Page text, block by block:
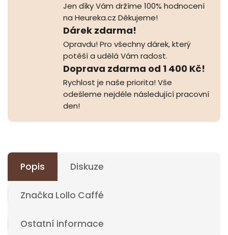
Jen díky Vám držíme 100% hodnocení
na Heureka.cz Děkujeme!
Dárek zdarma!
Opravdu! Pro všechny dárek, který
potěší a udělá Vám radost.
Doprava zdarma od 1 400 Kč!
Rychlost je naše priorita! Vše
odešleme nejdéle následující pracovní
den!
Popis Diskuze
Značka Lollo Caffé
Ostatní informace